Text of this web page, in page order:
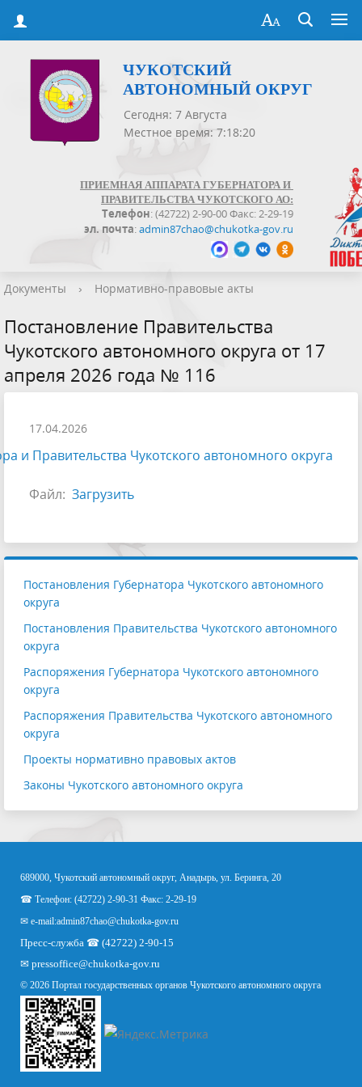
ЧУКОТСКИЙ
АВТОНОМНЫЙ ОКРУГ
Сегодня: 7 Августа
Местное время: 7:18:20
ПРИЕМНАЯ АППАРАТА ГУБЕРНАТОРА И
ПРАВИТЕЛЬСТВА ЧУКОТСКОГО АО:
Телефон: (42722) 2-90-00 Факс: 2-29-19
эл. почта:admin87chao@chukotka-gov.ru
Документы › Нормативно-правовые акты
Постановление Правительства
Чукотского автономного округа от 17
апреля 2026 года № 116
17.04.2026
и Правительства Чукотского автономного округа
Файл: Загрузить
Постановления Губернатора Чукотского автономного
округа
Постановления Правительства Чукотского автономного
округа
Распоряжения Губернатора Чукотского автономного
округа
Распоряжения Правительства Чукотского автономного
округа
Проекты нормативно правовых актов
Законы Чукотского автономного округа
689000, Чукотский автономный округ, Анадырь, ул. Беринга, 20
☎ Телефон: (42722) 2-90-31 Факс: 2-29-19
✉ e-mail:admin87chao@chukotka-gov.ru
Пресс-служба ☎ (42722) 2-90-15
✉ pressoffice@chukotka-gov.ru
© 2026 Портал государственных органов Чукотского автономного округа